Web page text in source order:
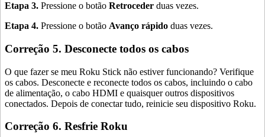
Etapa 3. Pressione o botão Retroceder duas vezes.
Etapa 4. Pressione o botão Avanço rápido duas vezes.
Correção 5. Desconecte todos os cabos
O que fazer se meu Roku Stick não estiver funcionando? Verifique
os cabos. Desconecte e reconecte todos os cabos, incluindo o cabo
de alimentação, o cabo HDMI e quaisquer outros dispositivos
conectados. Depois de conectar tudo, reinicie seu dispositivo Roku.
Correção 6. Resfrie Roku